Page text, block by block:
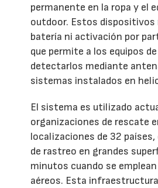
permanente en la ropa y el
outdoor. Estos dispositivos
batería ni activación por
que permite a los equipos
detectarlos mediante
sistemas instalados en
El sistema es utilizado
organizaciones de rescate
localizaciones de 32 países,
de rastreo en grandes
minutos cuando se
aéreos. Esta